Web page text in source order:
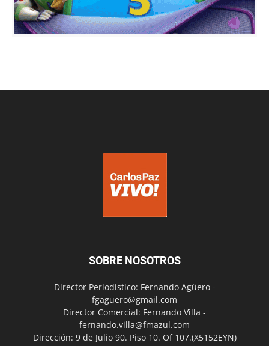
SOBRE NOSOTROS
Director Periodístico: Fernando Agüero -
fgaguero@gmail.com
Director Comercial: Fernando Villa -
fernando.villa@fmazul.com
Dirección: 9 de Julio 90. Piso 10. Of 107.(X5152EYN)